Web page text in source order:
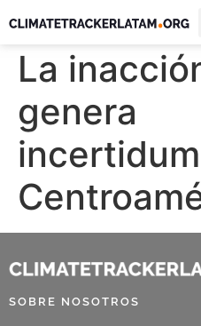
La
genera
SOBRE NOSOTROS